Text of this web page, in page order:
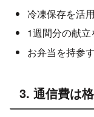
冷凍保存を活
1週間分の献立
お弁当を持参
3. 通信費は